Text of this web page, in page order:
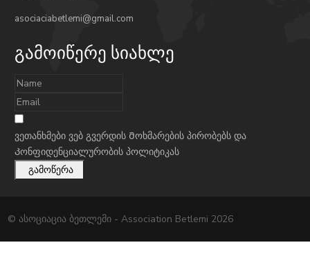
asociaciabetlemi@gmail.com
გამოიწერე სიახლე
ვეთანხმები ვებ გვერდის Მოხმარების პირობებს და
Კონფიდენციალურობის პოლიტიკას
გამოწერა
© ასოციაცია ბეთლემი - Association Betlemi 2026